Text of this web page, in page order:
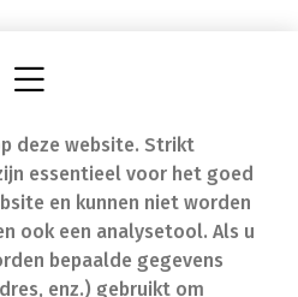
deze website. Strikt
essentieel voor het goed
en kunnen niet worden
ook een analysetool. Als u
bepaalde gegevens
enz.) gebruikt om
In geval van nood
Contact
Veelgestelde vragen